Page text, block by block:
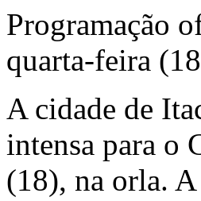
Programação
quarta-feira
A cidade de
intensa para o
(18), na orla. A